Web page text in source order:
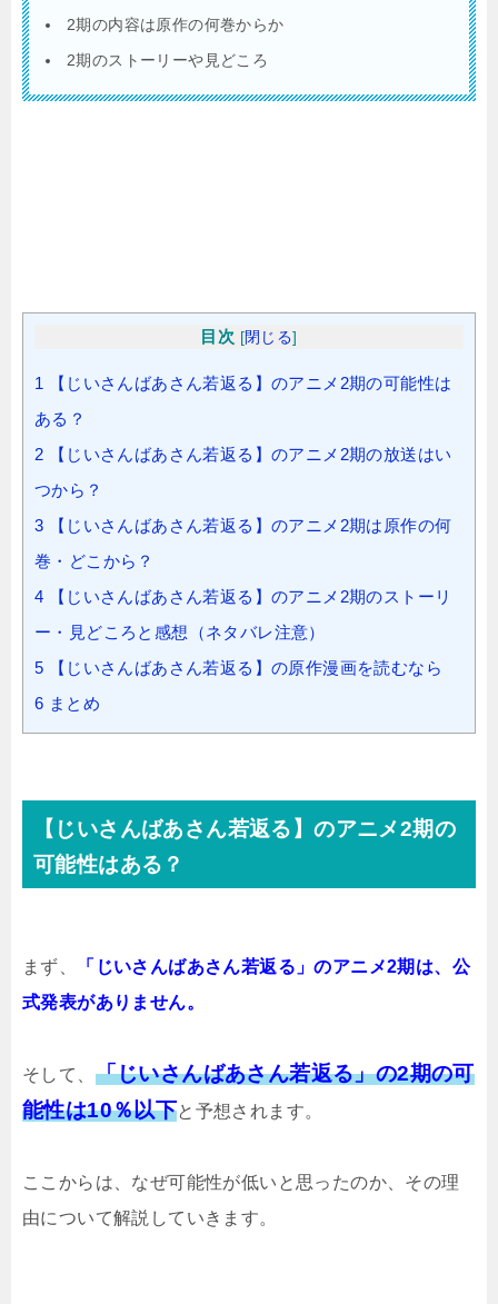
2期の内容は原作の何巻からか
2期のストーリーや見どころ
目次 [閉じる]
1 【じいさんばあさん若返る】のアニメ2期の可能性は
ある？
2 【じいさんばあさん若返る】のアニメ2期の放送はい
つから？
3 【じいさんばあさん若返る】のアニメ2期は原作の何
巻・どこから？
4 【じいさんばあさん若返る】のアニメ2期のストーリ
ー・見どころと感想（ネタバレ注意）
5 【じいさんばあさん若返る】の原作漫画を読むなら
6 まとめ
【じいさんばあさん若返る】のアニメ2期の
可能性はある？
まず、
「じいさんばあさん若返る」のアニメ2期は、公
式発表がありません。
そして、 「じいさんばあさん若返る」の2期の可
能性は10％以下と予想されます。
ここからは、なぜ可能性が低いと思ったのか、その理
由について解説していきます。